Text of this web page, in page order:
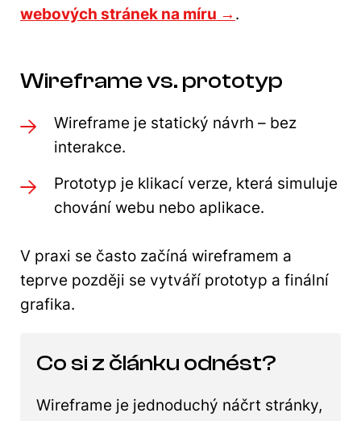
webových stránek na míru → .
Wireframe vs. prototyp
Wireframe je statický návrh – bez
interakce.
Prototyp je klikací verze, která simuluje
chování webu nebo aplikace.
V praxi se často začíná wireframem a
teprve později se vytváří prototyp a finální
grafika.
Co si z článku odnést?
Wireframe je jednoduchý náčrt stránky,